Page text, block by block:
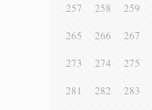
257
258 259
265
266 267
273
274 275
281
282 283